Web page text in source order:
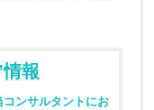
報
ンサルタントにお